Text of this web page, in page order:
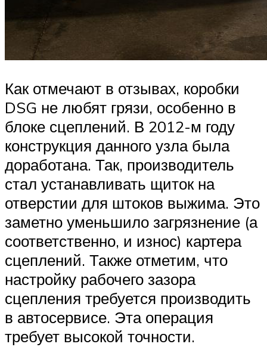
Как отмечают в отзывах, коробки
DSG не любят грязи, особенно в
блоке сцеплений. В 2012-м году
конструкция данного узла была
доработана. Так, производитель
стал устанавливать щиток на
отверстии для штоков выжима. Это
заметно уменьшило загрязнение (а
соответственно, и износ) картера
сцеплений. Также отметим, что
настройку рабочего зазора
сцепления требуется производить
в автосервисе. Эта операция
требует высокой точности.